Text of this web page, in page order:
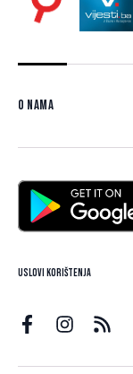
O nama
Uslovi korištenja